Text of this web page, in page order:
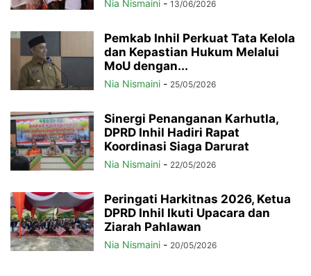
Nia Nismaini - 13/06/2026
Pemkab Inhil Perkuat Tata Kelola
dan Kepastian Hukum Melalui
MoU dengan...
Nia Nismaini - 25/05/2026
Sinergi Penanganan Karhutla,
DPRD Inhil Hadiri Rapat
Koordinasi Siaga Darurat
Nia Nismaini - 22/05/2026
Peringati Harkitnas 2026, Ketua
DPRD Inhil Ikuti Upacara dan
Ziarah Pahlawan
Nia Nismaini - 20/05/2026